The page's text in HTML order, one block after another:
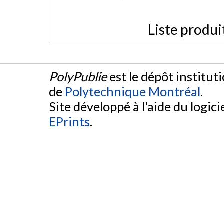
Liste
PolyPublieest le dépôt
de Polytechnique Montréal.
Site développé à l'aide du
EPrints.